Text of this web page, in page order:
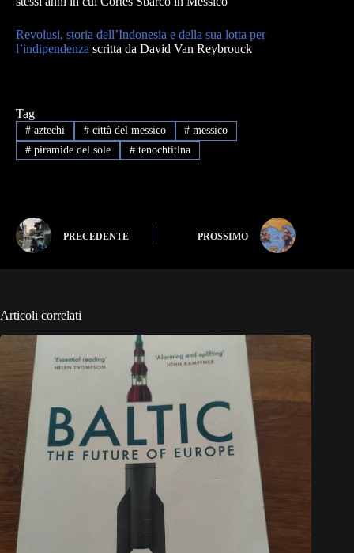
Revolusi, storia dell’Indonesia e della sua lotta per
l’indipendenza scritta da David Van Reybrouck
Tag
#aztechi #città del messico # messico
#piramide del sole #tenochtitlna
PRECEDENTE PROSSIMO
Articoli correlati